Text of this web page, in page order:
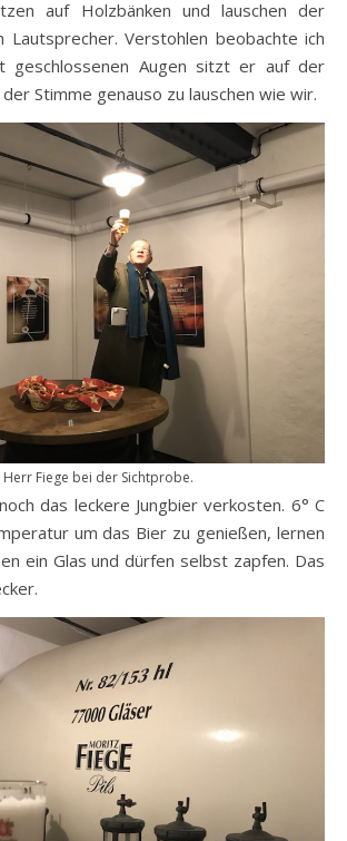
auf Holzbänken und lauschen der
Lautsprecher. Verstohlen beobachte ich
geschlossenen Augen sitzt er auf der
Stimme genauso zu lauschen wie wir.
Herr Fiege bei der Sichtprobe.
das leckere Jungbier verkosten. 6° C
um das Bier zu genießen, lernen
ein Glas und dürfen selbst zapfen. Das